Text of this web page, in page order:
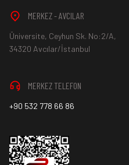
*İade ve Değişim sürecinde
Ürün mağazamıza
hesaba ya da Kredi Kartına
durumlar ilgili bankanız ile
MERKEZ - AVCILAR
Üniversite, Ceyhun Sk. No:2/A,
34320 Avcılar/İstanbul
MERKEZ TELEFON
+90 532 778 66 86